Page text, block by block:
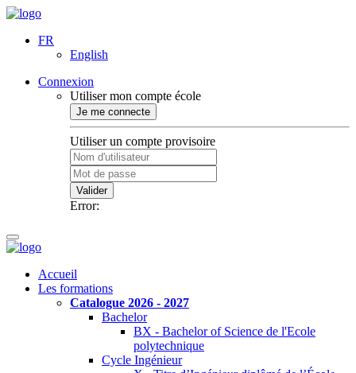
FR
English
Connexion
Utiliser mon compte école
Je me connecte
Utiliser un compte provisoire
Valider
Error:
Accueil
Les formations
Catalogue 2026 - 2027
Bachelor
BX - Bachelor of Science de l'Ecole
polytechnique
Cycle Ingénieur